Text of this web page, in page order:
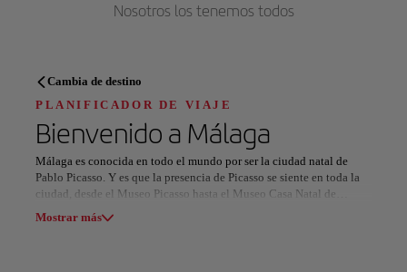
Nosotros los tenemos todos
PLANIFICADOR DE VIAJE
Descubre tu próximo destino
Nuestros destinos
Cambia de destino
PLANIFICADOR DE VIAJE
Bienvenido a Málaga
Málaga es conocida en todo el mundo por ser la ciudad natal de
Pablo Picasso. Y es que la presencia de Picasso se siente en toda la
ciudad, desde el Museo Picasso hasta el Museo Casa Natal de
Picasso. Además de los cientos de obras de arte que hay en estos
Mostrar más